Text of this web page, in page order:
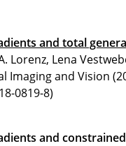
and total
Lorenz, Lena
Imaging and Vision
0819-8)
and